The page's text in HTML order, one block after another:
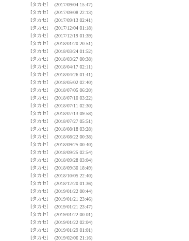
[タカセ]
(2017/09/04 15:47)
[タカセ]
(2017/09/08 22:13)
[タカセ]
(2017/09/13 02:41)
[タカセ]
(2017/12/04 01:18)
[タカセ]
(2017/12/19 01:39)
[タカセ]
(2018/01/20 20:51)
[タカセ]
(2018/03/24 01:52)
[タカセ]
(2018/03/27 00:38)
[タカセ]
(2018/04/17 02:11)
[タカセ]
(2018/04/26 01:41)
[タカセ]
(2018/05/02 02:40)
[タカセ]
(2018/07/05 06:20)
[タカセ]
(2018/07/10 03:22)
[タカセ]
(2018/07/11 02:30)
[タカセ]
(2018/07/13 09:58)
[タカセ]
(2018/07/27 05:51)
[タカセ]
(2018/08/18 03:28)
[タカセ]
(2018/08/22 00:38)
[タカセ]
(2018/09/25 00:40)
[タカセ]
(2018/09/25 02:54)
[タカセ]
(2018/09/28 03:04)
[タカセ]
(2018/09/30 18:49)
[タカセ]
(2018/10/05 22:40)
[タカセ]
(2018/12/20 01:36)
[タカセ]
(2019/01/22 00:44)
[タカセ]
(2019/01/21 23:46)
[タカセ]
(2019/01/21 23:47)
[タカセ]
(2019/01/22 00:01)
[タカセ]
(2019/01/22 02:04)
[タカセ]
(2019/01/29 01:01)
[タカセ]
(2019/02/06 21:16)